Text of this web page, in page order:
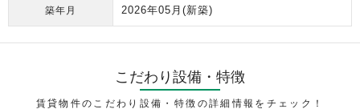
築年月 2026年05月 (新築)
こだわり設備・特徴
賃貸物件のこだわり設備・特徴の詳細情報をチェック！